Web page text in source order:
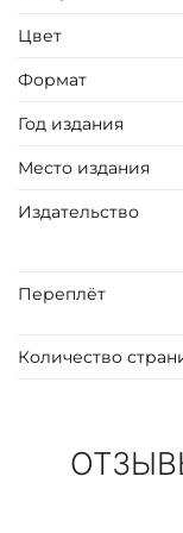
контрразведкой,
Генерального
ярких эпизодах
работы — той
любыми
спецслужб.
Цвет
Формат
Год издания
Место издания
Издательство
Переплёт
Количество